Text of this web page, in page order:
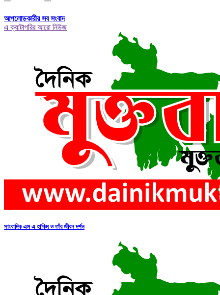
আপলোডকারীর সব সংবাদ
এ ক্যাটাগরির আরো নিউজ
সাংবাদিক এম এ হাকিম ও তাঁর জীবন দর্শন